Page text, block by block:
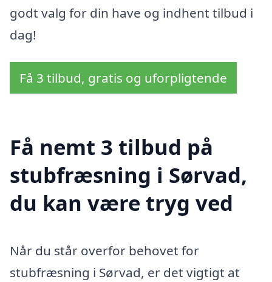
godt valg for din have og indhent tilbud i
dag!
Få 3 tilbud, gratis og uforpligtende
Få nemt 3 tilbud på
stubfræsning i Sørvad,
du kan være tryg ved
Når du står overfor behovet for
stubfræsning i Sørvad, er det vigtigt at